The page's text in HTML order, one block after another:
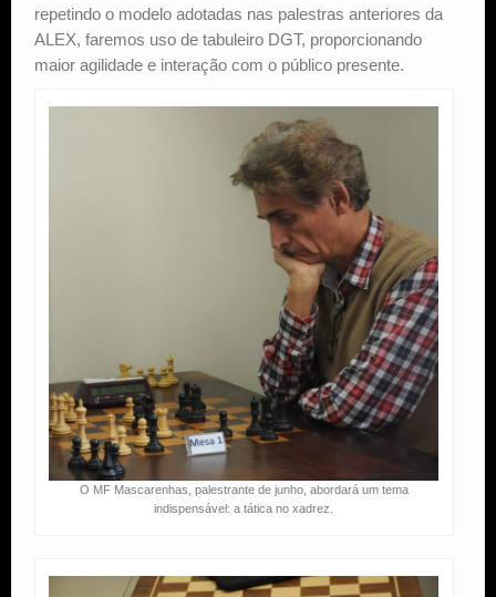
repetindo o modelo adotadas nas palestras anteriores da
ALEX, faremos uso de tabuleiro DGT, proporcionando
maior agilidade e interação com o público presente.
O MF Mascarenhas, palestrante de junho, abordará um tema
indispensável: a tática no xadrez.